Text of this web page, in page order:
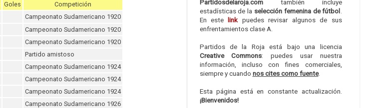
Goles
Competición
Campeonato Sudamericano 1920
Campeonato Sudamericano 1920
Campeonato Sudamericano 1920
Partido amistoso
Campeonato Sudamericano 1924
Campeonato Sudamericano 1924
Campeonato Sudamericano 1924
Campeonato Sudamericano 1926
Partidosdelaroja.comtambién incluye
estadísticas de la selección femenina de fútbol
En este link puedes revisar algunos de sus
enfrentamientos clase A.
Partidos de la Roja está bajo una licencia
Creative Commons: puedes usar nuestra
información, incluso con fines comerciales,
siempre y cuando nos cites como fuente.
Esta página está en constante actualización.
¡Bienvenidos!